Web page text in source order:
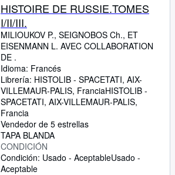
HISTOIRE DE RUSSIE.TOMES
I/II/III.
MILIOUKOV P., SEIGNOBOS Ch., ET
EISENMANN L. AVEC COLLABORATION
DE .
Idioma: Francés
Librería: HISTOLIB - SPACETATI, AIX-
VILLEMAUR-PALIS, FranciaHISTOLIB -
SPACETATI, AIX-VILLEMAUR-PALIS,
Francia
Vendedor de 5 estrellas
TAPA BLANDA
CONDICIÓN
Condición: Usado - AceptableUsado -
Aceptable